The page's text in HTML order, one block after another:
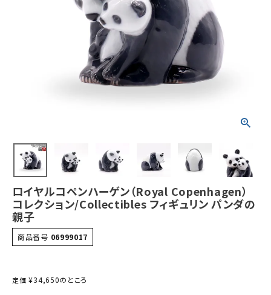
ロイヤルコペンハーゲン（Royal Copenhagen）
コレクション/Collectibles フィギュリン パンダの
親子
商品番号 06999017
定価 ¥34,650のところ